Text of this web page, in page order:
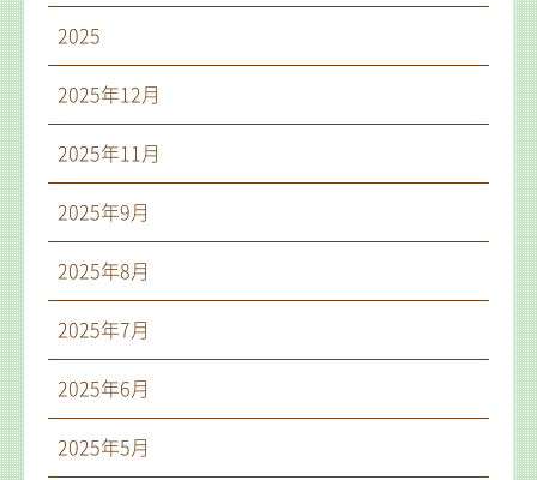
2025
2025年12月
2025年11月
2025年9月
2025年8月
2025年7月
2025年6月
2025年5月